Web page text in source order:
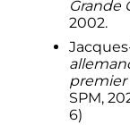
Grande
2002.
premier
SPM,
6)